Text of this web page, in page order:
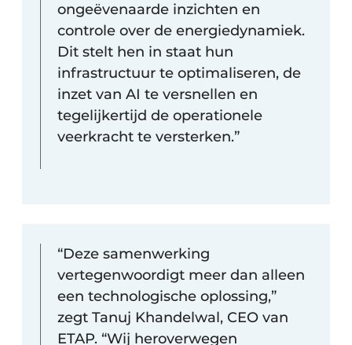
ongeëvenaarde inzichten en
controle over de energiedynamiek.
Dit stelt hen in staat hun
infrastructuur te optimaliseren, de
inzet van AI te versnellen en
tegelijkertijd de operationele
veerkracht te versterken.” ​
“Deze samenwerking
vertegenwoordigt meer dan alleen
een technologische oplossing,”
zegt Tanuj Khandelwal, CEO van
ETAP. “Wij heroverwegen